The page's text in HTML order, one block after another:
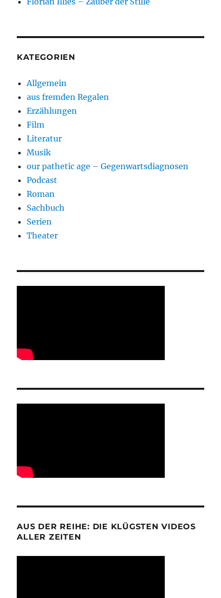
KATEGORIEN
Allgemein
aus fremden Regalen
Erzählungen
Film
Literatur
Musik
our pathetic age – Gegenwartsdiagnosen
Podcast
Roman
Sachbuch
Serien
Theater
AUS DER REIHE: DIE KLÜGSTEN VIDEOS
ALLER ZEITEN